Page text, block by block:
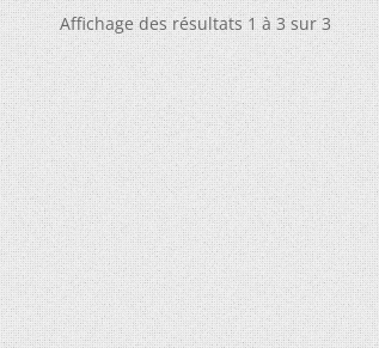
Affichage des résultats 1 à 3 sur 3